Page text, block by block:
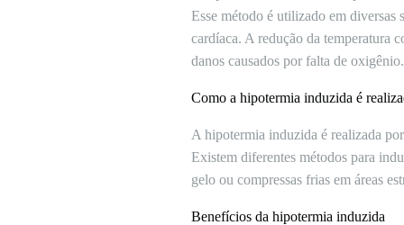
Esse método é utilizado em diversas
cardíaca. A redução da temperatura
danos causados por falta de oxigênio.
Como a hipotermia induzida é
A hipotermia induzida é realizada
Existem diferentes métodos para
gelo ou compressas frias em áreas
Benefícios da hipotermia induzida